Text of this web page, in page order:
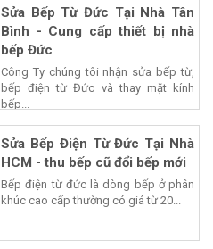
Sửa Bếp Từ Đức Tại Nhà Tân
Bình - Cung cấp thiết bị nhà
bếp Đức
Công Ty chúng tôi nhận sửa bếp từ,
bếp điện từ Đức và thay mặt kính
bếp...
Sửa Bếp Điện Từ Đức Tại Nhà
HCM - thu bếp cũ đổi bếp mới
Bếp điện từ đức là dòng bếp ở phân
khúc cao cấp thường có giá từ 20...